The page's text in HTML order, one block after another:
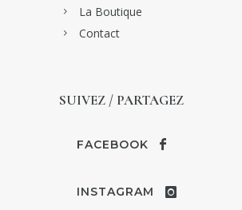
La Boutique
Contact
SUIVEZ / PARTAGEZ
FACEBOOK
INSTAGRAM